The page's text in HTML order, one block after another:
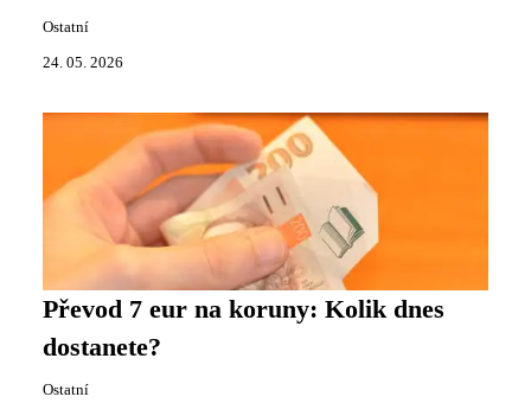
Ostatní
24. 05. 2026
Převod 7 eur na koruny: Kolik dnes
dostanete?
Ostatní